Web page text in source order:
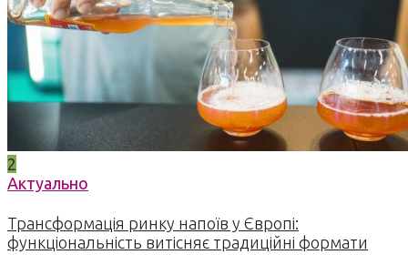
2
Актуально
Трансформація ринку напоїв у Європі:
функціональність витісняє традиційні формати